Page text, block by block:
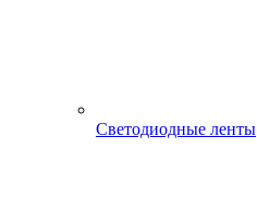
Светодиодные ленты